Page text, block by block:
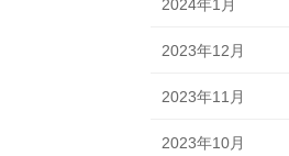
2024年1月
2023年12月
2023年11月
2023年10月